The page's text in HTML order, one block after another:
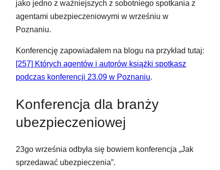
jako jedno z ważniejszych z sobotniego spotkania z
agentami ubezpieczeniowymi w wrześniu w
Poznaniu.
Konferencję zapowiadałem na blogu na przykład tutaj:
[257] Których agentów i autorów książki spotkasz
podczas konferencji 23.09 w Poznaniu.
Konferencja dla branży
ubezpieczeniowej
23go września odbyła się bowiem konferencja „Jak
sprzedawać ubezpieczenia”.